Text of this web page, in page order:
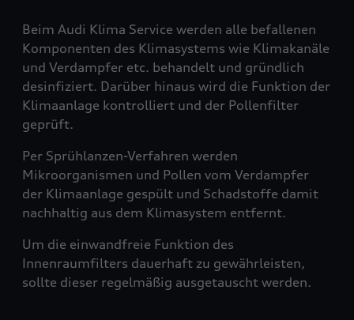
Beim Audi Klima Service werden alle befallenen
Komponenten des Klimasystems wie Klimakanäle
und Verdampfer etc. behandelt und gründlich
desinfiziert. Darüber hinaus wird die Funktion der
Klimaanlage kontrolliert und der Pollenfilter
geprüft.
Per Sprühlanzen-Verfahren werden
Mikroorganismen und Pollen vom Verdampfer
der Klimaanlage gespült und Schadstoffe damit
nachhaltig aus dem Klimasystem entfernt.
Um die einwandfreie Funktion des
Innenraumfilters dauerhaft zu gewährleisten,
sollte dieser regelmäßig ausgetauscht werden.